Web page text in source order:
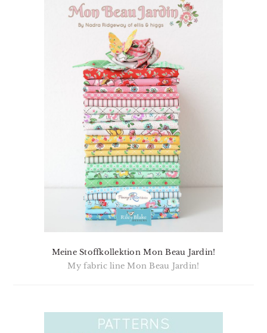
Meine Stoffkollektion Mon Beau Jardin!
My fabric line Mon Beau Jardin!